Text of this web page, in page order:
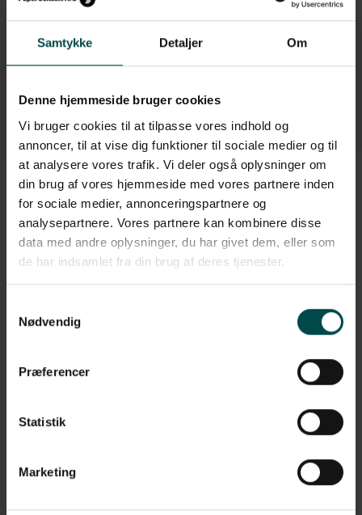
Samtykke Detaljer Om
Denne hjemmeside bruger cookies
Vi bruger cookies til at tilpasse vores indhold og
annoncer, til at vise dig funktioner til sociale medier og til
at analysere vores trafik. Vi deler også oplysninger om
din brug af vores hjemmeside med vores partnere inden
for sociale medier, annonceringspartnere og
analysepartnere. Vores partnere kan kombinere disse
data med andre oplysninger, du har givet dem, eller som
de har indsamlet fra din brug af deres tjenester.
Nødvendig
Præferencer
Statistik
Marketing
Fredag: 8.00-15.30
Dag til dag-levering
Løsningsorienteret
Beskrivelse
Denne Zebra label i transfer etiketpapir har en overflade der er
glat og en stærk permanent lim. Etiketterne har en holdbarhed
Format: 102x76 mm, rulle
Materiale: Transfer etiketpapir